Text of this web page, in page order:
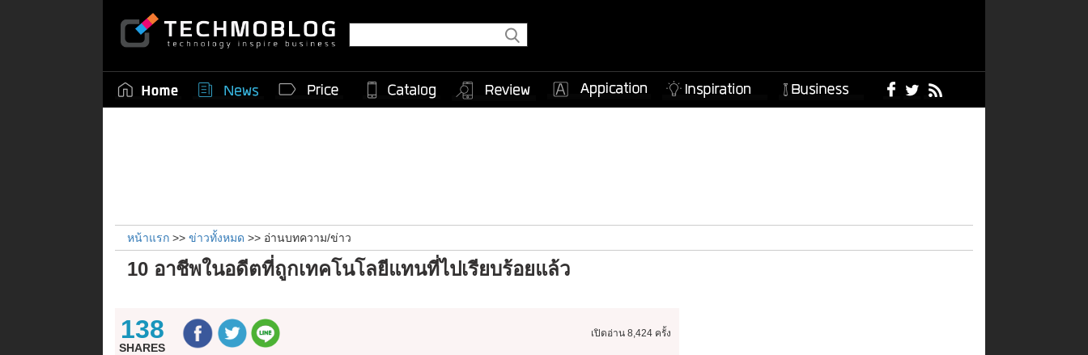
หน้าแรก >> ข่าวทั้งหมด >> อ่านบทความ/ข่าว
10 อาชีพในอดีตที่ถูกเทคโนโลยีแทนที่ไปเรียบร้อยแล้ว
138
SHARES
เปิดอ่าน 8,424 ครั้ง